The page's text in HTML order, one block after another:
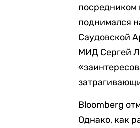
посредником
поднимался
Саудовской
МИД Сергей
Bloomberg
Однако, как